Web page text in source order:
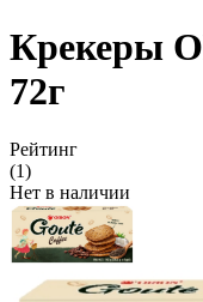
Крекеры
72г
Рейтинг
(1)
Нет в наличии